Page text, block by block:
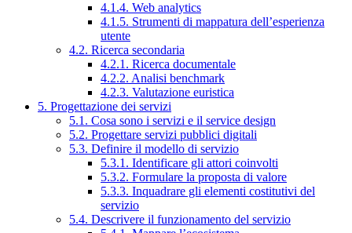
4.1.4. Web analytics
4.1.5. Strumenti di mappatura dell’esperienza
utente
4.2. Ricerca secondaria
4.2.1. Ricerca documentale
4.2.2. Analisi benchmark
4.2.3. Valutazione euristica
5. Progettazione dei servizi
5.1. Cosa sono i servizi e il service design
5.2. Progettare servizi pubblici digitali
5.3. Definire il modello di servizio
5.3.1. Identificare gli attori coinvolti
5.3.2. Formulare la proposta di valore
5.3.3. Inquadrare gli elementi costitutivi del
servizio
5.4. Descrivere il funzionamento del servizio